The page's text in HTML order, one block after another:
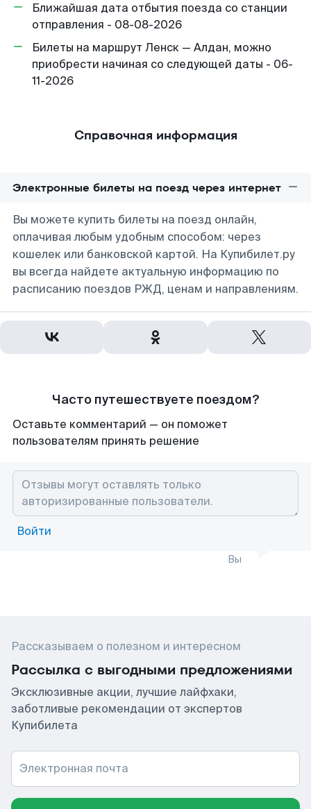
Ближайшая дата отбытия поезда со станции
отправления - 08-08-2026
Билеты на маршрут Ленск — Алдан, можно
приобрести начиная со следующей даты - 06-
11-2026
Справочная информация
Электронные билеты на поезд через интернет
Вы можете купить билеты на поезд онлайн,
оплачивая любым удобным способом: через
кошелек или банковской картой. На Купибилет.ру
вы всегда найдете актуальную информацию по
расписанию поездов РЖД, ценам и направлениям.
Часто путешествуете поездом?
Оставьте комментарий — он поможет
пользователям принять решение
Войти
Вы
Рассказываем о полезном и интересном
Рассылка с выгодными предложениями
Эксклюзивные акции, лучшие лайфхаки,
заботливые рекомендации от экспертов
Купибилета
Электронная почта